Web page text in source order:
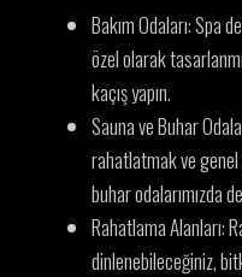
Bakım Odaları:Spa
özel olarak
kaçış yapın.
Sauna ve Buhar
rahatlatmak ve
buhar odalarımızda
Rahatlama Alanları:
dinlenebileceğiniz,